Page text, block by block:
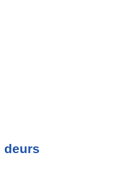
deurs